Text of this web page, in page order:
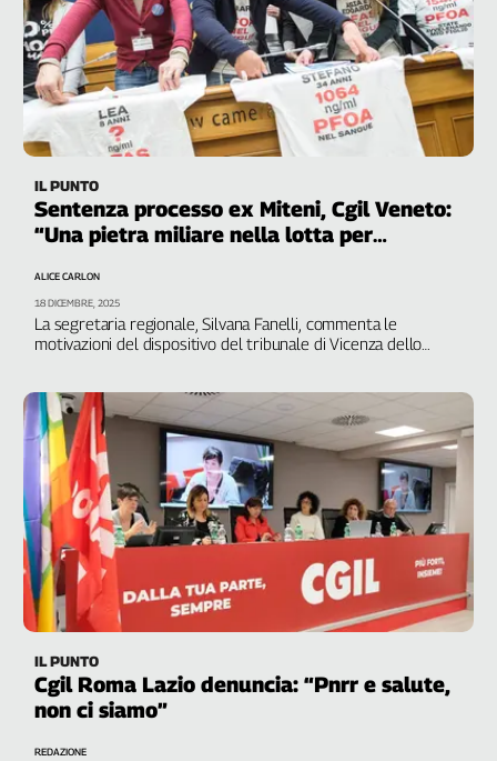
IL PUNTO
Sentenza processo ex Miteni, Cgil Veneto:
“Una pietra miliare nella lotta per
La segretaria regionale, Silvana Fanelli, commenta le
motivazioni del dispositivo del tribunale di Vicenza dello
ALICE CARLON
18 DICEMBRE, 2025
IL PUNTO
Cgil Roma Lazio denuncia: “Pnrr e salute,
non ci siamo”
REDAZIONE